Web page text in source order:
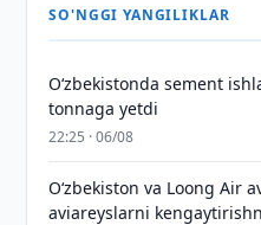
SO'NGGI YANGILIKLAR
O‘zbekistonda sement
tonnaga yetdi
22:25 · 06/08
Oʻzbekiston va Loong Air
aviareyslarni